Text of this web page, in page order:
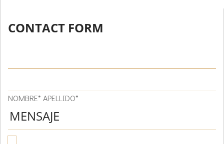
CONTACT FORM
NOMBRE* APELLIDO*